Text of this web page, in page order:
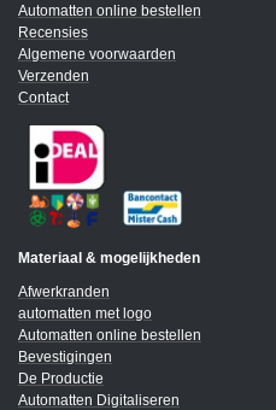
Automatten online bestellen
Recensies
Algemene voorwaarden
Verzenden
Contact
Materiaal & mogelijkheden
Afwerkranden
automatten met logo
Automatten online bestellen
Bevestigingen
De Productie
Automatten Digitaliseren